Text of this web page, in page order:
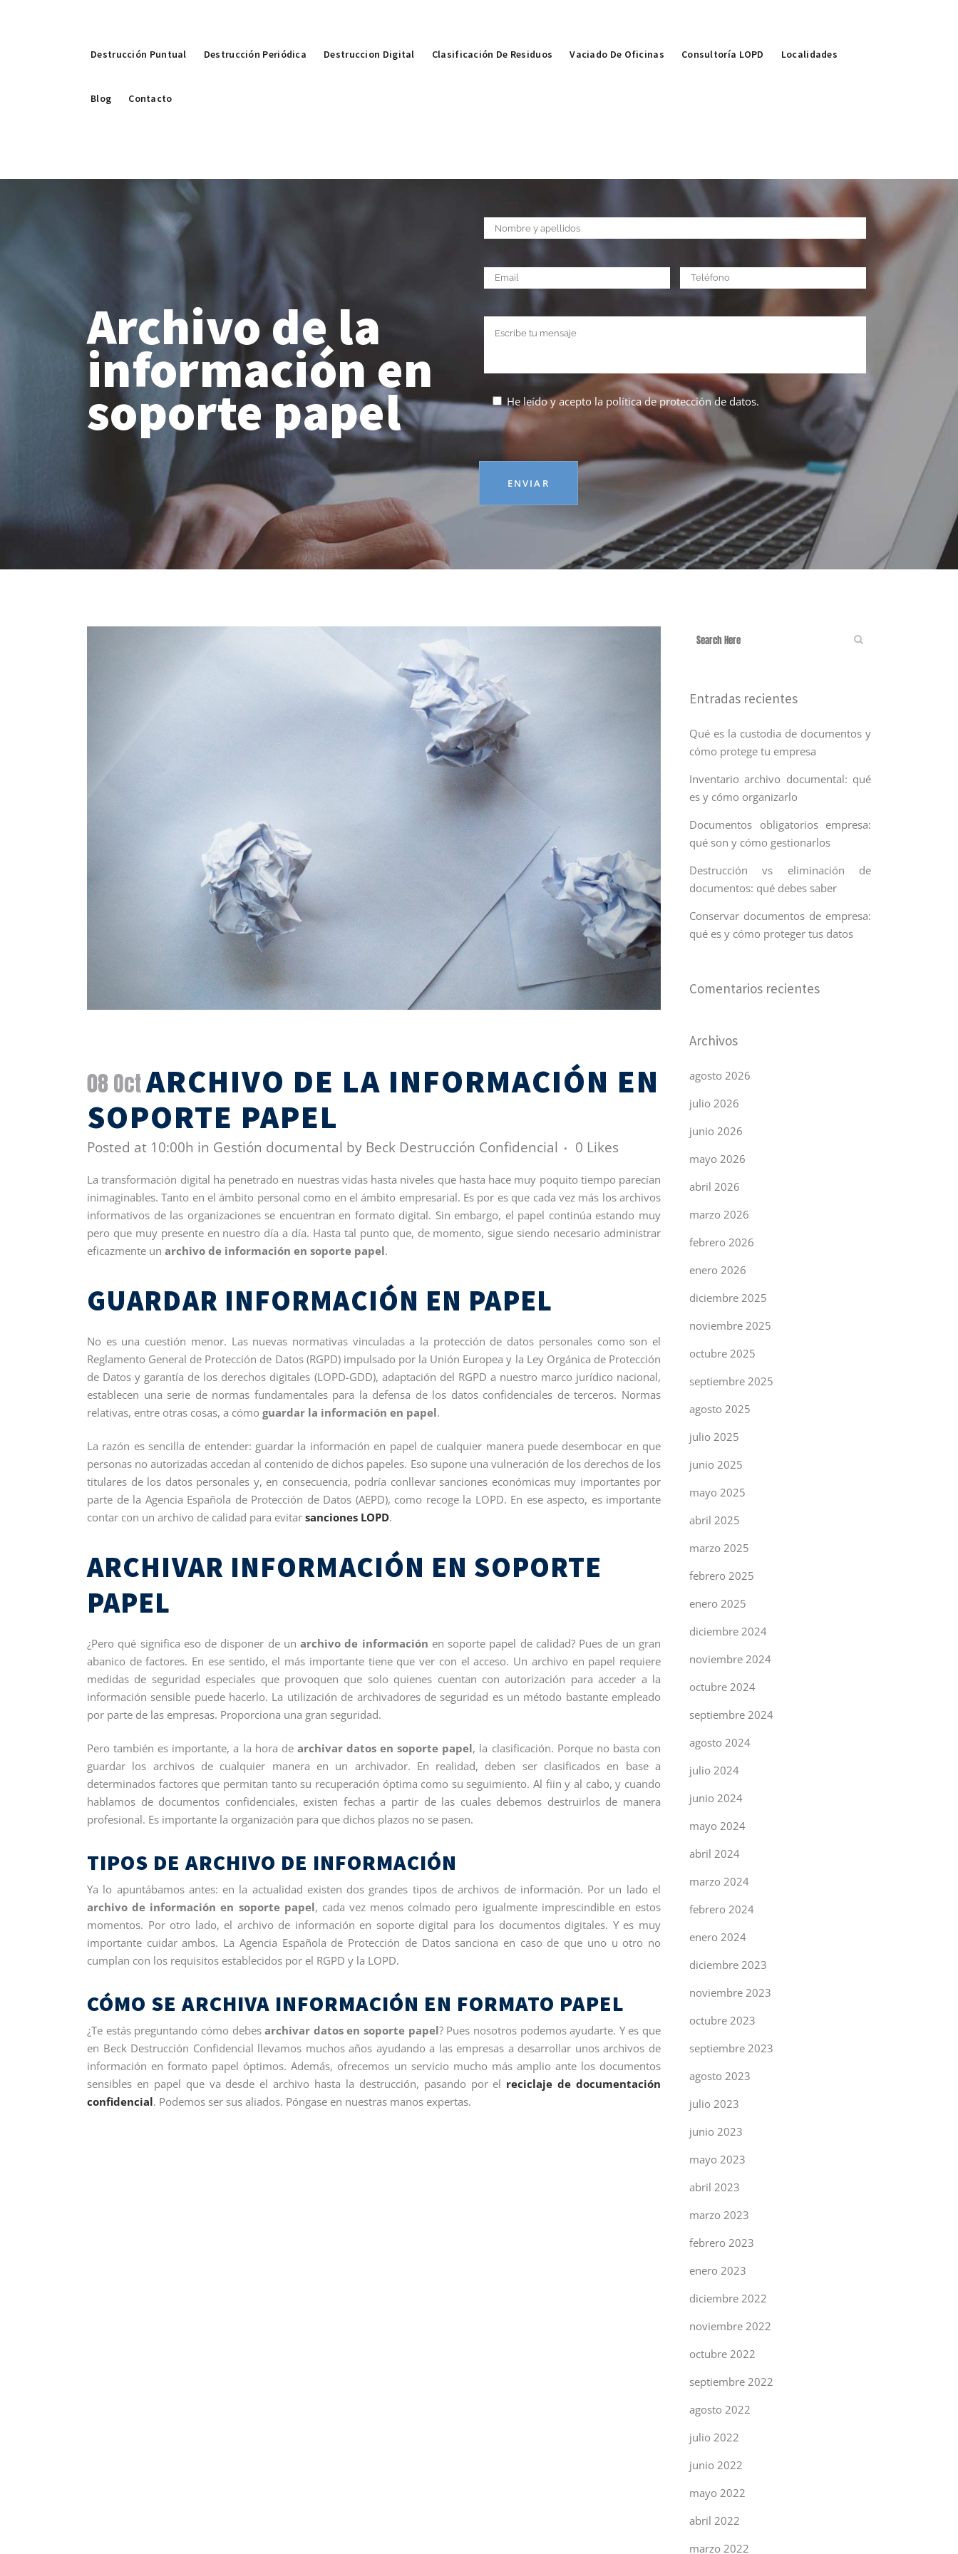
Destrucción Puntual Destrucción Periódica Destruccion Digital Clasificación De Residuos Vaciado De Oficinas Consultoría LOPD Localidades
Blog Contacto
Archivo de la
información en
soporte papel He leído y acepto la política de protección de datos.
08 OctARCHIVO DE LA INFORMACIÓN EN
SOPORTE PAPEL
Posted at 10:00h in Gestión documental by Beck Destrucción Confidencial 0 Likes
La transformación digital ha penetrado en nuestras vidas hasta niveles que hasta hace muy poquito tiempo parecían
inimaginables. Tanto en el ámbito personal como en el ámbito empresarial. Es por es que cada vez más los archivos
informativos de las organizaciones se encuentran en formato digital. Sin embargo, el papel continúa estando muy
pero que muy presente en nuestro día a día. Hasta tal punto que, de momento, sigue siendo necesario administrar
eficazmente un archivo de información en soporte papel.
GUARDAR INFORMACIÓN EN PAPEL
No es una cuestión menor. Las nuevas normativas vinculadas a la protección de datos personales como son el
Reglamento General de Protección de Datos (RGPD) impulsado por la Unión Europea y la Ley Orgánica de Protección
de Datos y garantía de los derechos digitales (LOPD-GDD), adaptación del RGPD a nuestro marco jurídico nacional,
establecen una serie de normas fundamentales para la defensa de los datos confidenciales de terceros. Normas
relativas, entre otras cosas, a cómo guardar la información en papel.
La razón es sencilla de entender: guardar la información en papel de cualquier manera puede desembocar en que
personas no autorizadas accedan al contenido de dichos papeles. Eso supone una vulneración de los derechos de los
titulares de los datos personales y, en consecuencia, podría conllevar sanciones económicas muy importantes por
parte de la Agencia Española de Protección de Datos (AEPD), como recoge la LOPD. En ese aspecto, es importante
contar con un archivo de calidad para evitar sanciones LOPD.
ARCHIVAR INFORMACIÓN EN SOPORTE
PAPEL
¿Pero qué significa eso de disponer de unarchivo de información en soporte papel de calidad? Pues de un gran
abanico de factores. En ese sentido, el más importante tiene que ver con el acceso. Un archivo en papel requiere
medidas de seguridad especiales que provoquen que solo quienes cuentan con autorización para acceder a la
información sensible puede hacerlo. La utilización de archivadores de seguridad es un método bastante empleado
por parte de las empresas. Proporciona una gran seguridad.
Pero también es importante, a la hora de archivar datos en soporte papel, la clasificación. Porque no basta con
guardar los archivos de cualquier manera en un archivador. En realidad, deben ser clasificados en base a
determinados factores que permitan tanto su recuperación óptima como su seguimiento. Al fiin y al cabo, y cuando
hablamos de documentos confidenciales, existen fechas a partir de las cuales debemos destruirlos de manera
profesional. Es importante la organización para que dichos plazos no se pasen.
TIPOS DE ARCHIVO DE INFORMACIÓN
Ya lo apuntábamos antes: en la actualidad existen dos grandes tipos de archivos de información. Por un lado el
archivo de información en soporte papel, cada vez menos colmado pero igualmente imprescindible en estos
momentos. Por otro lado, el archivo de información en soporte digital para los documentos digitales. Y es muy
importante cuidar ambos. La Agencia Española de Protección de Datos sanciona en caso de que uno u otro no
cumplan con los requisitos establecidos por el RGPD y la LOPD.
CÓMO SE ARCHIVA INFORMACIÓN EN FORMATO PAPEL
¿Te estás preguntando cómo debesarchivar datos en soporte papel? Pues nosotros podemos ayudarte. Y es que
en Beck Destrucción Confidencial llevamos muchos años ayudando a las empresas a desarrollar unos archivos de
información en formato papel óptimos. Además, ofrecemos un servicio mucho más amplio ante los documentos
sensibles en papel que va desde el archivo hasta la destrucción, pasando por el reciclaje de documentación
confidencial. Podemos ser sus aliados. Póngase en nuestras manos expertas.
Entradas recientes
Qué es la custodia de documentos y
cómo protege tu empresa
Inventario archivo documental: qué
es y cómo organizarlo
Documentos obligatorios empresa:
qué son y cómo gestionarlos
Destrucción vs eliminación de
documentos: qué debes saber
Conservar documentos de empresa:
qué es y cómo proteger tus datos
Comentarios recientes
Archivos
agosto 2026
julio 2026
junio 2026
mayo 2026
abril 2026
marzo 2026
febrero 2026
enero 2026
diciembre 2025
noviembre 2025
octubre 2025
septiembre 2025
agosto 2025
julio 2025
junio 2025
mayo 2025
abril 2025
marzo 2025
febrero 2025
enero 2025
diciembre 2024
noviembre 2024
octubre 2024
septiembre 2024
agosto 2024
julio 2024
junio 2024
mayo 2024
abril 2024
marzo 2024
febrero 2024
enero 2024
diciembre 2023
noviembre 2023
octubre 2023
septiembre 2023
agosto 2023
julio 2023
junio 2023
mayo 2023
abril 2023
marzo 2023
febrero 2023
enero 2023
diciembre 2022
noviembre 2022
octubre 2022
septiembre 2022
agosto 2022
julio 2022
junio 2022
mayo 2022
abril 2022
marzo 2022